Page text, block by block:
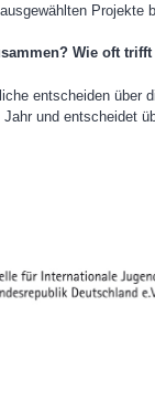
Projekte
Wie oft
entscheiden über
und entscheidet